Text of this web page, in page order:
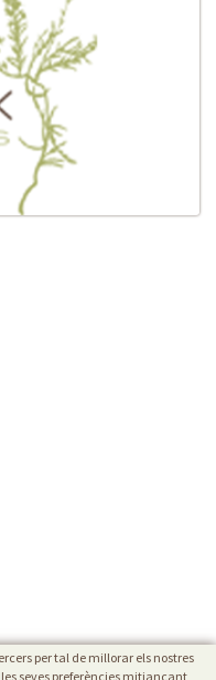
per tal de millorar els nostres
seves preferències mitjançant